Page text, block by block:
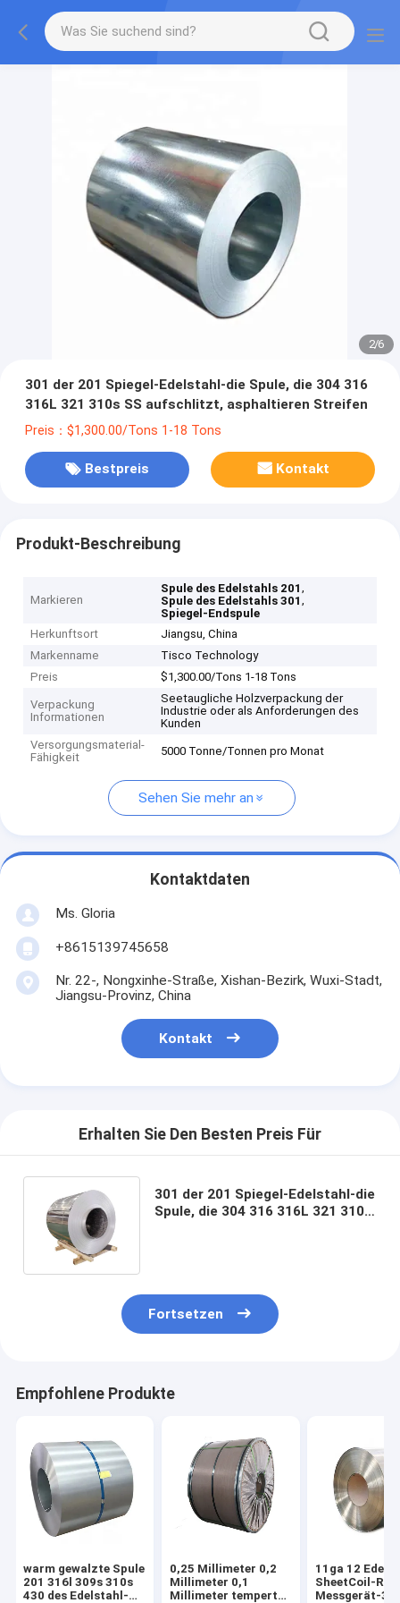
2/6
301 der 201 Spiegel-Edelstahl-die Spule, die 304 316
316L 321 310s SS aufschlitzt, asphaltieren Streifen
Preis：$1,300.00/Tons 1-18 Tons
Bestpreis Kontakt
Produkt-Beschreibung
Markieren
Spule des Edelstahls 201,
Spule des Edelstahls 301,
Spiegel-Endspule
Herkunftsort
Jiangsu, China
Markenname
Tisco Technology
Preis
$1,300.00/Tons 1-18 Tons
Verpackung
Informationen
Seetaugliche Holzverpackung der
Industrie oder als Anforderungen des
Kunden
Versorgungsmaterial-
Fähigkeit
5000 Tonne/Tonnen pro Monat
Sehen Sie mehr an
Kontaktdaten
Ms. Gloria
+8615139745658
Nr. 22-, Nongxinhe-Straße, Xishan-Bezirk, Wuxi-Stadt,
Jiangsu-Provinz, China
Kontakt
Erhalten Sie Den Besten Preis Für
301 der 201 Spiegel-Edelstahl-die
Spule, die 304 316 316L 321 310s
Fortsetzen
Empfohlene Produkte
warm gewalzte Spule
201 316l 309s 310s
430 des Edelstahl-
0,25 Millimeter 0,2
Millimeter 0,1
Millimeter temperte
11ga 12
SheetCoil-
Messgerät-